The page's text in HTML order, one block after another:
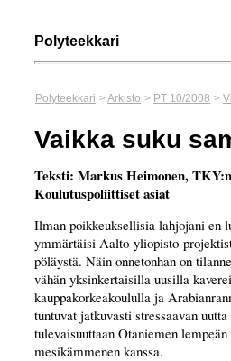
Polyteekkari
Polyteekkari >Arkisto > PT 10/2008 >
Vaikka suku
Teksti: Markus Heimonen,
Koulutuspoliittiset asiat
Ilman poikkeuksellisia lahjojani en
ymmärtäisi Aalto-yliopisto-
pöläystä. Näin onnetonhan on
vähän yksinkertaisilla uusilla
kauppakorkeakoululla ja
tuntuvat jatkuvasti stressaavan
tulevaisuuttaan Otaniemen lempeän
mesikämmenen kanssa.